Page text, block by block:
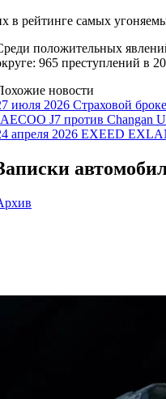
в рейтинге самых
положительных
965 преступлений в
новости
июля 2026 Страховой
J7 против Changan
апреля 2026 EXEED